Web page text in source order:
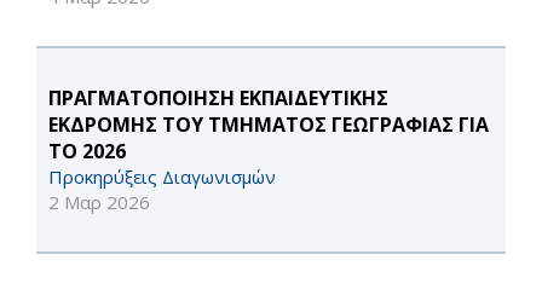
ΠΡΑΓΜΑΤΟΠΟΙΗΣΗ ΕΚΠΑΙΔΕΥΤΙΚΗΣ
ΕΚΔΡΟΜΗΣ ΤΟΥ ΤΜΗΜΑΤΟΣ ΓΕΩΓΡΑΦΙΑΣ ΓΙΑ
ΤΟ 2026
Προκηρύξεις Διαγωνισμών
2 Μαρ 2026